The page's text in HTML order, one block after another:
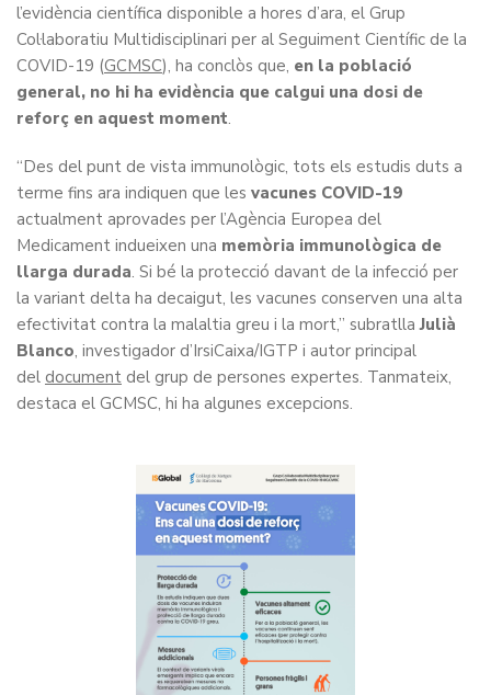
l’evidència científica disponible a hores d’ara, el Grup
Col·laboratiu Multidisciplinari per al Seguiment Científic de la
COVID-19 (GCMSC), ha conclòs que, en la població
general, no hi ha evidència que calgui una dosi de
reforç en aquest moment.
“Des del punt de vista immunològic, tots els estudis duts a
terme fins ara indiquen que les vacunes COVID-19
actualment aprovades per l’Agència Europea del
Medicament indueixen una memòria immunològica de
llarga durada. Si bé la protecció davant de la infecció per
la variant delta ha decaigut, les vacunes conserven una alta
efectivitat contra la malaltia greu i la mort,” subratllaJulià
Blanco, investigador d’IrsiCaixa/IGTP i autor principal
del document del grup de persones expertes. Tanmateix,
destaca el GCMSC, hi ha algunes excepcions.